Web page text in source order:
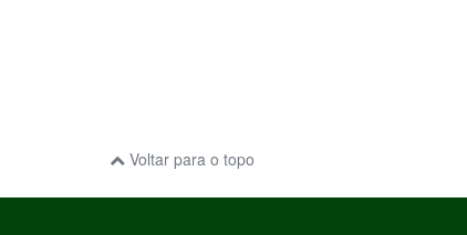
Voltar para o topo